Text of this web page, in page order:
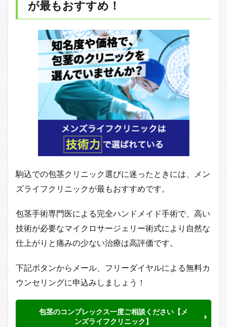
が最もおすすめ！
駒込での包茎クリニック選びに迷ったときには、メン
ズライフクリニックが最もおすすめです。
包茎手術専門医による完全ハンドメイド手術で、高い
技術が必要なマイクロサージェリー術式により自然な
仕上がりと痛みの少ない治療は高評価です。
下記ボタンからメール、フリーダイヤルによる無料カ
ウンセリングに申込みしましょう！
包茎のコンプレックス一度ご相談ください【メ
ンズライフクリニック】